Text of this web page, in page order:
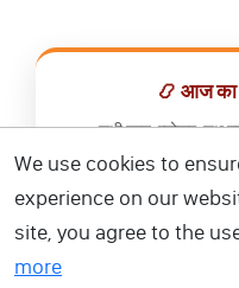
📿 आज का
सभी व्रत, त्योहार, शुभ
📅 हिंदी
We use cookies to
experience on our
site, you agree to the
more